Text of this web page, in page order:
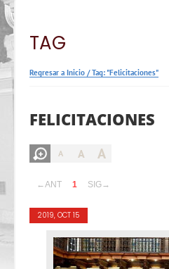
TAG
Regresar a Inicio /Tag: "Felicitaciones"
FELICITACIONES
A A A
←ANT 1 SIG→
2019, OCT 15